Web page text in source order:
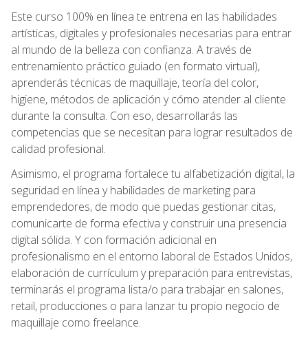
Este curso 100% en línea te entrena en las habilidades
artísticas, digitales y profesionales necesarias para entrar
al mundo de la belleza con confianza. A través de
entrenamiento práctico guiado (en formato virtual),
aprenderás técnicas de maquillaje, teoría del color,
higiene, métodos de aplicación y cómo atender al cliente
durante la consulta. Con eso, desarrollarás las
competencias que se necesitan para lograr resultados de
calidad profesional.
Asimismo, el programa fortalece tu alfabetización digital, la
seguridad en línea y habilidades de marketing para
emprendedores, de modo que puedas gestionar citas,
comunicarte de forma efectiva y construir una presencia
digital sólida. Y con formación adicional en
profesionalismo en el entorno laboral de Estados Unidos,
elaboración de currículum y preparación para entrevistas,
terminarás el programa lista/o para trabajar en salones,
retail, producciones o para lanzar tu propio negocio de
maquillaje como freelance.